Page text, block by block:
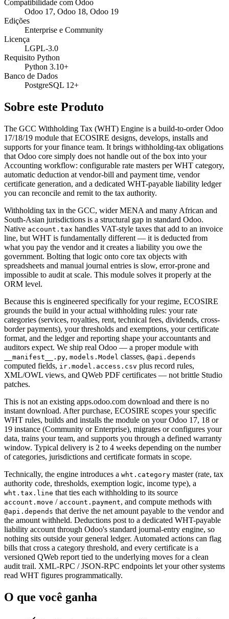
Compatibilidade com Odoo
Odoo 17, Odoo 18, Odoo 19
Edições
Enterprise e Community
Licença
LGPL-3.0
Requisito Python
Python 3.10+
Banco de Dados
PostgreSQL 12+
Sobre este Produto
The GCC Withholding Tax (WHT) Engine is a build-to-order Odoo
17/18/19 module that ECOSIRE designs, develops, installs and
supports for your finance team. It brings withholding-tax obligations
that Odoo core simply does not handle out of the box into your
Accounting workflow: configurable rate masters per WHT category,
automatic deduction at vendor-bill and payment time, vendor
certificate generation, and a dedicated WHT-payable liability ledger
you can reconcile and remit to the tax authority.
Withholding tax in the GCC, wider MENA and many African and
South-Asian jurisdictions is a structural gap in standard Odoo.
Native account.tax handles VAT-style taxes that add to an invoice
line, but WHT is fundamentally different — it is deducted from
what you pay the vendor and it creates a liability you owe the
government. Bolting that logic onto core tax objects with
spreadsheets and manual journal entries is slow, error-prone and
impossible to audit at scale. This module solves it properly at the
ORM level.
Because this is engineered specifically for your regime, ECOSIRE
grounds the build in your actual withholding rules: your rate
categories (services, royalties, rent, technical fees, dividends, cross-
border payments), your thresholds and exemptions, your certificate
format, and the ledger and reporting shape your accountants and
auditors expect. We ship real Odoo — a proper module with
__manifest__.py, models.Model classes, @api.depends
computed fields, ir.model.access.csv plus record rules,
XML/OWL views, and QWeb PDF certificates — not brittle Studio
patches.
This is not an existing apps.odoo.com download and there is no
instant download. After purchase, ECOSIRE scopes your specific
WHT rules, builds and installs the module on your Odoo 17, 18 or
19 instance (Community or Enterprise), migrates or configures your
data, trains your team, and supports you through a defined warranty
window. Typical delivery is 2 to 4 weeks depending on the number
of categories, jurisdictions and certificate formats in scope.
Technically, the engine introduces a wht.category master (rate, tax
authority code, thresholds, exemption logic, income type), a
wht.tax.line that ties each withholding to its source
account.move / account.payment, and compute methods with
@api.depends that derive the net amount payable to the vendor and
the amount withheld. Deductions post to a dedicated WHT-payable
liability account through Odoo's standard journal-entry engine, so
nothing sits outside your general ledger. Automated actions can flag
bills that cross a category threshold, and every certificate is a
versioned QWeb report tied to the underlying moves for a clean
audit trail. XML-RPC / JSON-RPC endpoints let your other systems
read WHT figures programmatically.
O que você ganha